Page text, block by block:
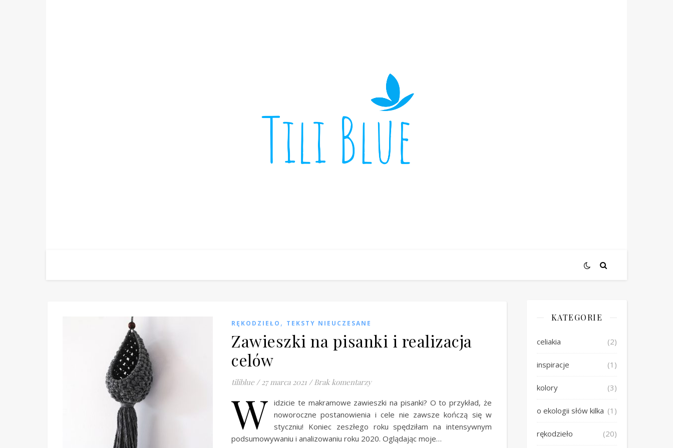
RĘKODZIEŁO , TEKSTY NIEUCZESANE
Zawieszki na pisanki i realizacja
celów
tiliblue / 27 marca 2021 / Brak komentarzy
W idzicie te makramowe zawieszki na pisanki? O to przykład, że
noworoczne postanowienia i cele nie zawsze kończą się w
styczniu! Koniec zeszłego roku spędziłam na intensywnym
podsumowywaniu i analizowaniu roku 2020. Oglądając moje…
KATEGORIE
celiakia (2)
inspiracje (1)
kolory (3)
o ekologii słów kilka (1)
rękodzieło (20)